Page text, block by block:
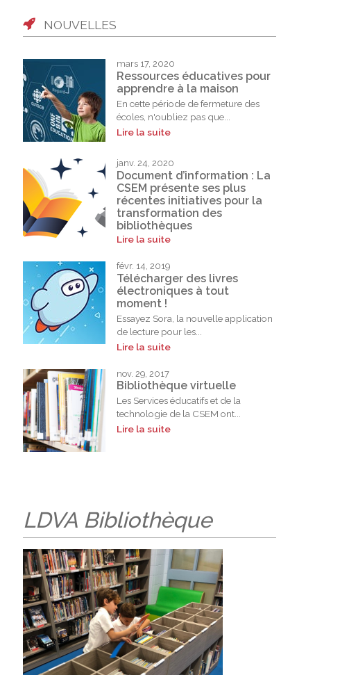
NOUVELLES
mars 17, 2020
Ressources éducatives pour
apprendre à la maison
En cette période de fermeture des
écoles, n'oubliez pas que...
Lire la suite
janv. 24, 2020
Document d’information : La
CSEM présente ses plus
récentes initiatives pour la
transformation des
bibliothèques
Lire la suite
févr. 14, 2019
Télécharger des livres
électroniques à tout
moment !
Essayez Sora, la nouvelle application
de lecture pour les...
Lire la suite
nov. 29, 2017
Bibliothèque virtuelle
Les Services éducatifs et de la
technologie de la CSEM ont...
Lire la suite
LDVA Bibliothèque